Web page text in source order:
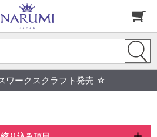
ワークスクラフト発売 ☆